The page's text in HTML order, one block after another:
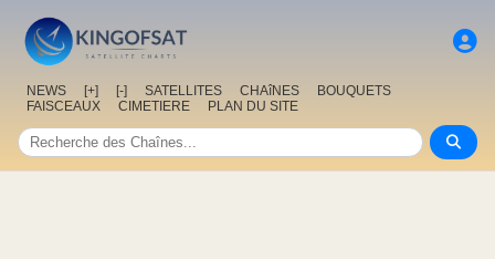
NEWS [+] [-] SATELLITES CHAîNES
BOUQUETS
FAISCEAUX
CIMETIERE PLAN DU SITE